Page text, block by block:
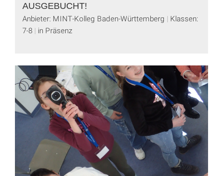
AUSGEBUCHT!
Anbieter: MINT-Kolleg Baden-Württemberg
Klassen:
7-8 in Präsenz